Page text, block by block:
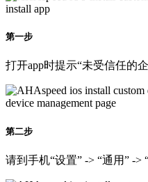
第一步
打开app时提示“未受信任的
第二步
请到手机“设置” -> “通用” ->